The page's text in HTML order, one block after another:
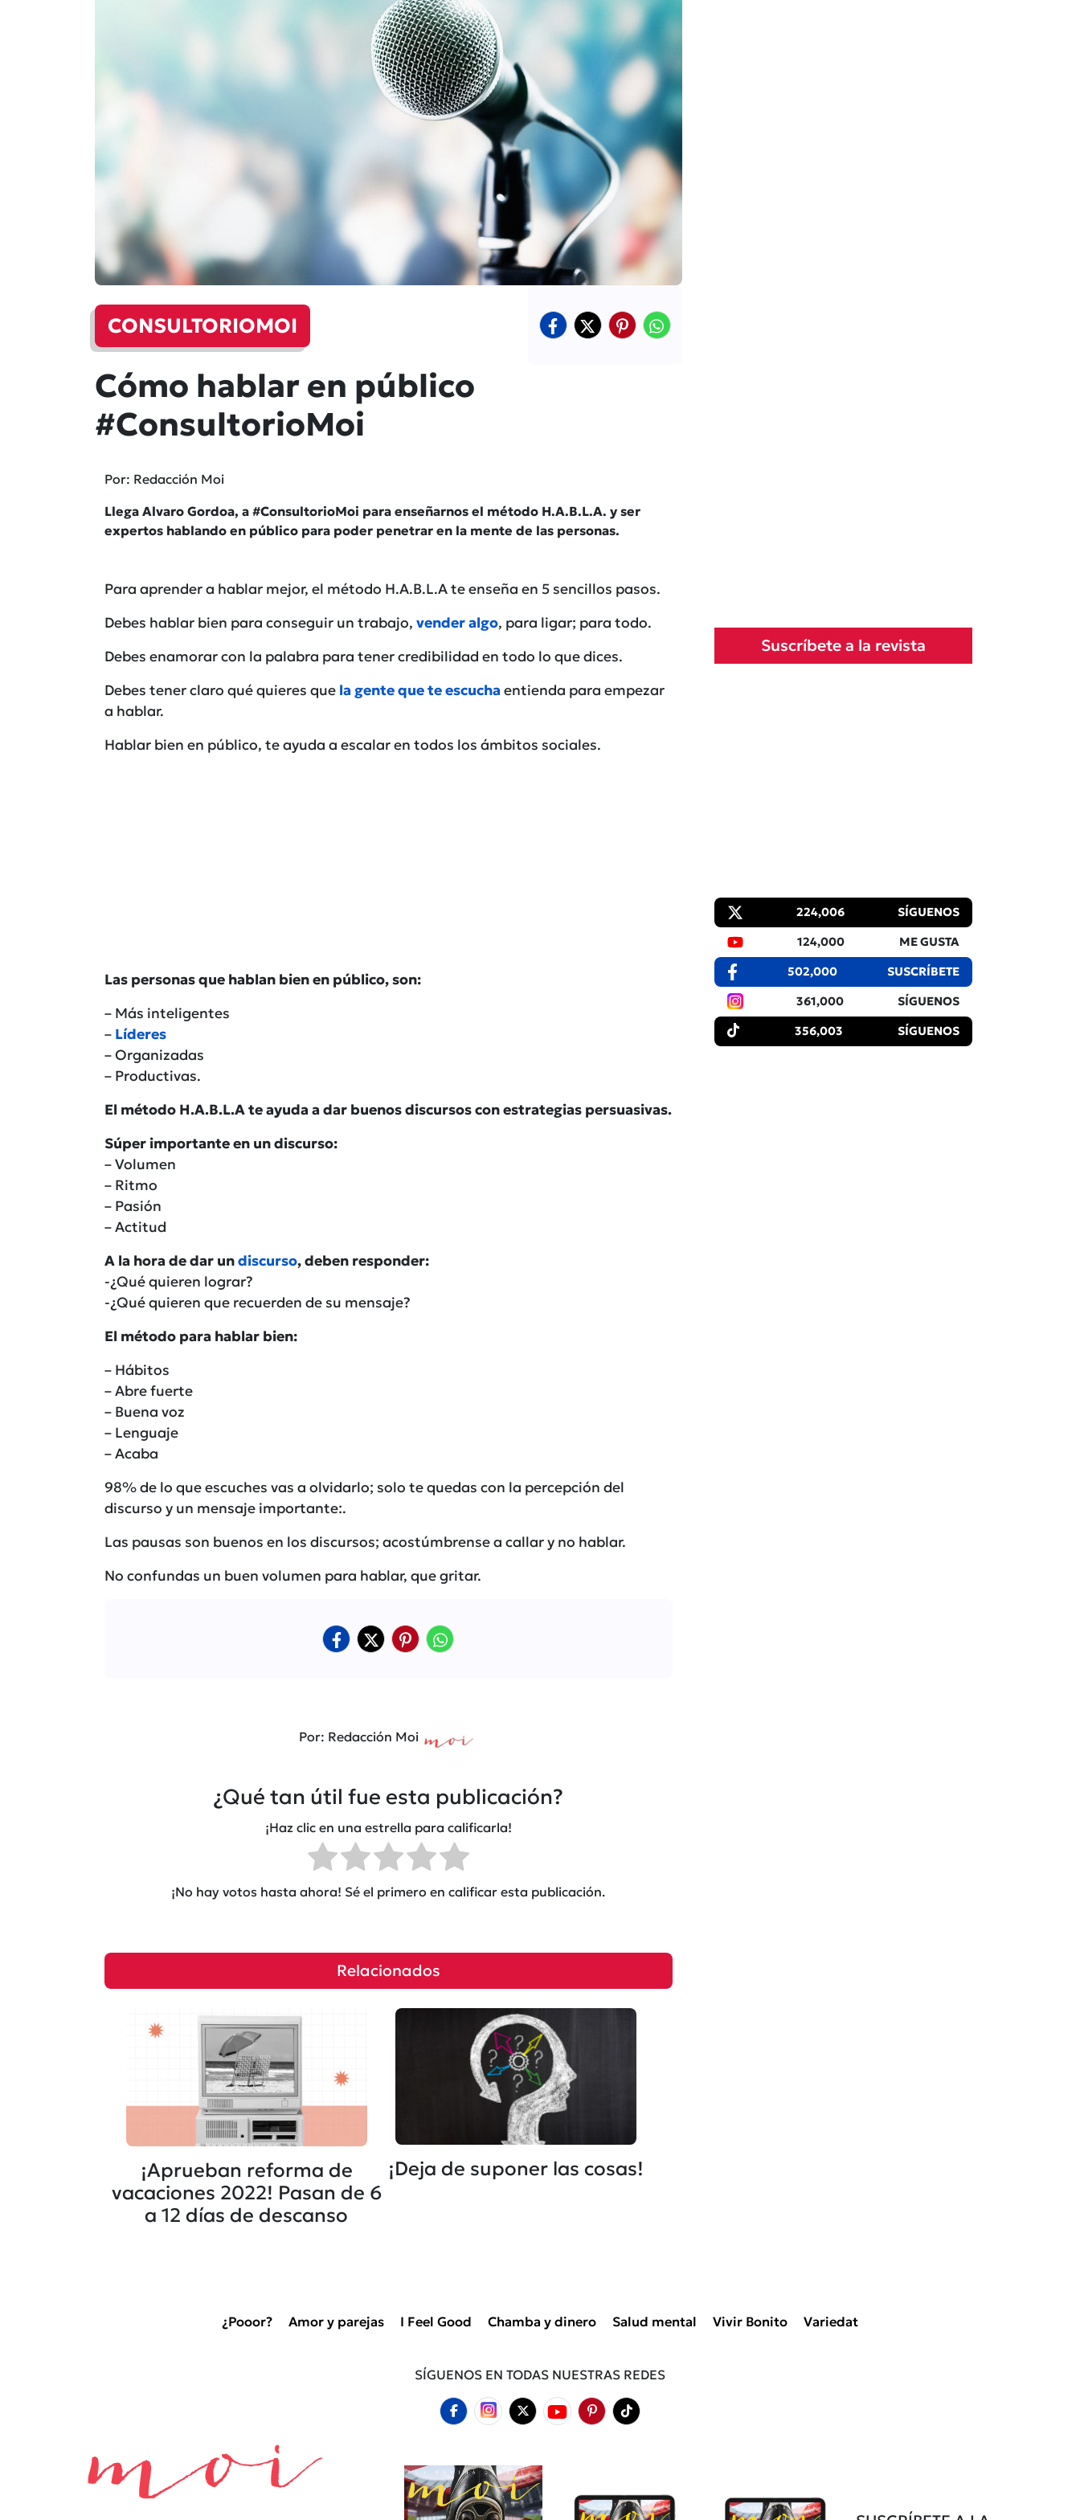
CONSULTORIOMOI
Cómo hablar en público
#ConsultorioMoi
Por: Redacción Moi
Llega Alvaro Gordoa, a #ConsultorioMoi para enseñarnos el método H.A.B.L.A. y ser
expertos hablando en público para poder penetrar en la mente de las personas.
Para aprender a hablar mejor, el método H.A.B.L.A te enseña en 5 sencillos pasos.
Debes hablar bien para conseguir un trabajo, vender algo, para ligar; para todo.
Debes enamorar con la palabra para tener credibilidad en todo lo que dices.
Debes tener claro qué quieres que la gente que te escuchaentienda para empezar
a hablar.
Hablar bien en público, te ayuda a escalar en todos los ámbitos sociales.
Las personas que hablan bien en público, son:
– Más inteligentes
– Líderes
– Organizadas
– Productivas.
El método H.A.B.L.A te ayuda a dar buenos discursos con estrategias persuasivas.
Súper importante en un discurso:
– Volumen
– Ritmo
– Pasión
– Actitud
A la hora de dar undiscurso, deben responder:
-¿Qué quieren lograr?
-¿Qué quieren que recuerden de su mensaje?
El método para hablar bien:
– Hábitos
– Abre fuerte
– Buena voz
– Lenguaje
– Acaba
98% de lo que escuches vas a olvidarlo; solo te quedas con la percepción del
discurso y un mensaje importante:.
Las pausas son buenos en los discursos; acostúmbrense a callar y no hablar.
No confundas un buen volumen para hablar, que gritar.
Por: Redacción Moi
¿Qué tan útil fue esta publicación?
¡Haz clic en una estrella para calificarla!
¡No hay votos hasta ahora! Sé el primero en calificar esta publicación.
Relacionados
¡Aprueban reforma de
vacaciones 2022! Pasan de 6
a 12 días de descanso
¡Deja de suponer las cosas!
Suscríbete a la revista
224,006 SÍGUENOS
124,000 ME GUSTA
502,000 SUSCRÍBETE
361,000 SÍGUENOS
356,003 SÍGUENOS
¿Pooor? Amor y parejas I Feel Good Chamba y dinero Salud mental Vivir Bonito Variedat
SÍGUENOS EN TODAS NUESTRAS REDES